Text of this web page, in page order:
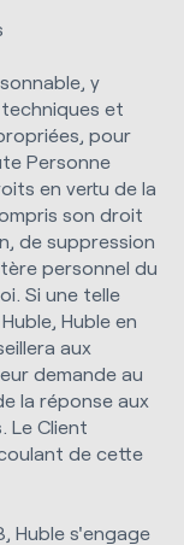
y
et
pour
Personne
en vertu de la
son droit
de suppression
personnel du
Si une telle
Huble en
aux
demande au
la réponse aux
Le Client
de cette
Huble s'engage